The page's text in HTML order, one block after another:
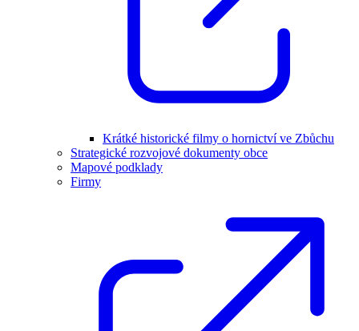
Krátké historické filmy o hornictví ve Zbůchu
Strategické rozvojové dokumenty obce
Mapové podklady
Firmy